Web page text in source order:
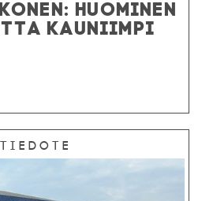
HUOMINEN
KAUNIIMPI
Tiedote